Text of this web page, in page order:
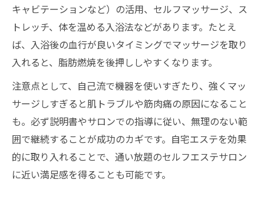
キャビテーションなど）の活用、セルフマッサージ、ス
トレッチ、体を温める入浴法などがあります。たとえ
ば、入浴後の血行が良いタイミングでマッサージを取り
入れると、脂肪燃焼を後押ししやすくなります。
注意点として、自己流で機器を使いすぎたり、強くマッ
サージしすぎると肌トラブルや筋肉痛の原因になること
も。必ず説明書やサロンでの指導に従い、無理のない範
囲で継続することが成功のカギです。自宅エステを効果
的に取り入れることで、通い放題のセルフエステサロン
に近い満足感を得ることも可能です。